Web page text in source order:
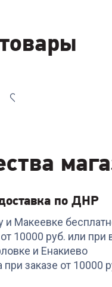
Код: 6904443
Наушники
FreeBuds SE 2
+74бонуса
по ДНР
и Макеевке
10000 руб. или при
и Енакиево
заказе от 10000